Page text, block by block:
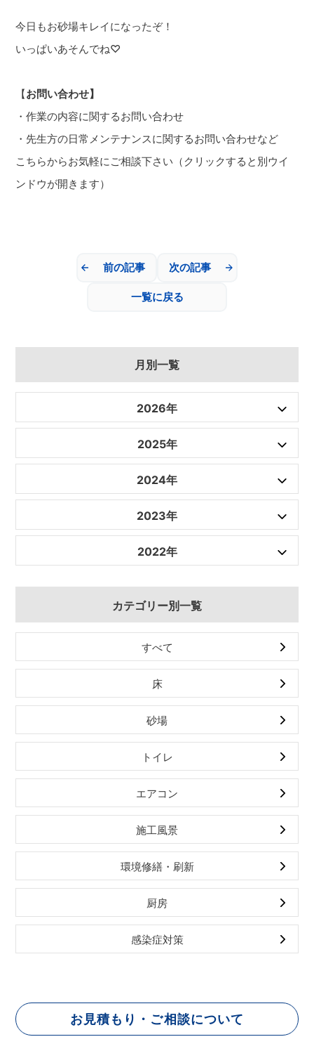
今日もお砂場キレイになったぞ！
いっぱいあそんでね♡
【お問い合わせ】
・作業の内容に関するお問い合わせ
・先生方の日常メンテナンスに関するお問い合わせなど
こちらからお気軽にご相談下さい（クリックすると別ウイ
ンドウが開きます）
前の記事
一覧に戻る
次の記事
月別一覧
2026年
2025年
2024年
2023年
2022年
カテゴリー別一覧
すべて
床
砂場
トイレ
エアコン
施工風景
環境修繕・刷新
厨房
感染症対策
お見積もり・ご相談について